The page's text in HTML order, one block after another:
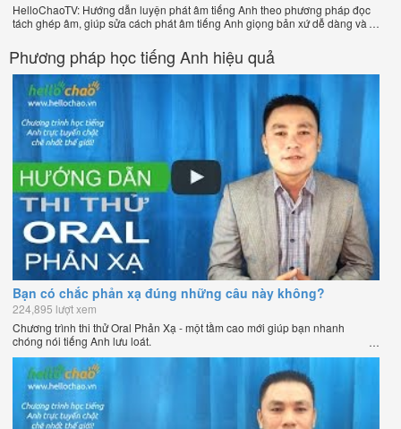
HelloChaoTV: Hướng dẫn luyện phát âm tiếng Anh theo phương pháp đọc
tách ghép âm, giúp sửa cách phát âm tiếng Anh giọng bản xứ dễ dàng và
Chương trình dạy tiếng Anh trực tuyến chặt chẽ nhất thế giới!
Phương pháp học tiếng Anh hiệu quả
Bạn có chắc phản xạ đúng những câu này không?
224,895 lượt xem
Chương trình thi thử Oral Phản Xạ - một tầm cao mới giúp bạn nhanh
chóng nói tiếng Anh lưu loát.